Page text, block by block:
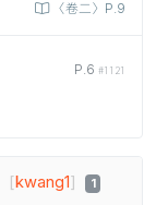
〈卷二〉P.9
P.6 #1121
[kwang1] 1